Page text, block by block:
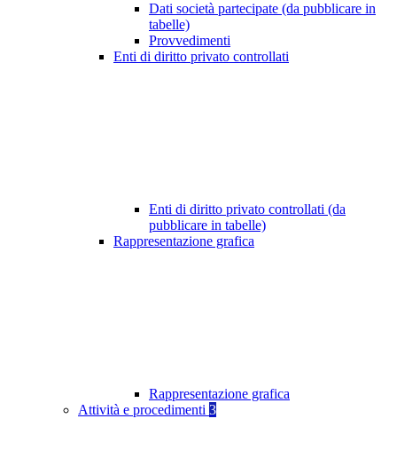
Dati società partecipate (da pubblicare in
tabelle)
Provvedimenti
Enti di diritto privato controllati
Enti di diritto privato controllati (da
pubblicare in tabelle)
Rappresentazione grafica
Rappresentazione grafica
Attività e procedimenti 3